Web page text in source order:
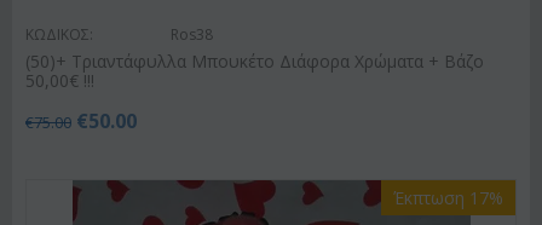
ΚΩΔΙΚΟΣ: Ros38
(50)+ Τριαντάφυλλα Μπουκέτο Διάφορα Χρώματα + Βάζο
50,00€ !!!
€75.00 €50.00
Έκπτωση 17%